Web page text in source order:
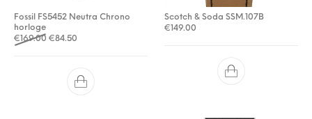
Fossil FS5452 Neutra Chrono
horloge
€169.00 Oorspronkelijke prijs was: €169.00.
€84.50
Scotch & Soda SSM.107B
€149.00